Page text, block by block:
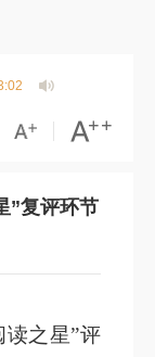
”复评环节
读之星”评